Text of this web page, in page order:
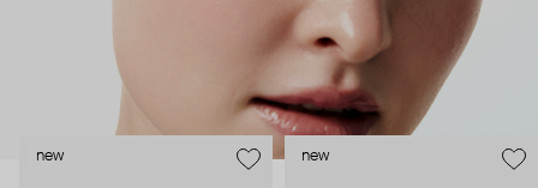
new new